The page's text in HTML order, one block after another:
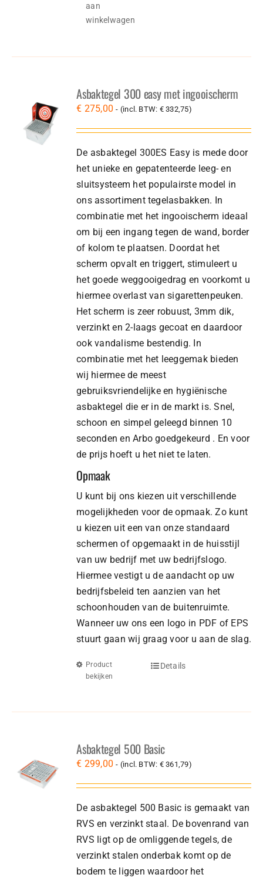
aan
winkelwagen
Asbaktegel 300 easy met ingooischerm
€ 275,00 - (incl. BTW: €332,75)
De asbaktegel 300ES Easy is mede door
het unieke en gepatenteerde leeg- en
sluitsysteem het populairste model in
ons assortiment tegelasbakken. In
combinatie met het ingooischerm ideaal
om bij een ingang tegen de wand, border
of kolom te plaatsen. Doordat het
scherm opvalt en triggert, stimuleert u
het goede weggooigedrag en voorkomt u
hiermee overlast van sigarettenpeuken.
Het scherm is zeer robuust, 3mm dik,
verzinkt en 2-laags gecoat en daardoor
ook vandalisme bestendig. In
combinatie met het leeggemak bieden
wij hiermee de meest
gebruiksvriendelijke en hygiënische
asbaktegel die er in de markt is. Snel,
schoon en simpel geleegd binnen 10
seconden en Arbo goedgekeurd . En voor
de prijs hoeft u het niet te laten.
Opmaak
U kunt bij ons kiezen uit verschillende
mogelijkheden voor de opmaak. Zo kunt
u kiezen uit een van onze standaard
schermen of opgemaakt in de huisstijl
van uw bedrijf met uw bedrijfslogo.
Hiermee vestigt u de aandacht op uw
bedrijfsbeleid ten aanzien van het
schoonhouden van de buitenruimte.
Wanneer uw ons een logo in PDF of EPS
stuurt gaan wij graag voor u aan de slag.
Product
bekijken
Details
Asbaktegel 500 Basic
€ 299,00 - (incl. BTW: €361,79)
De asbaktegel 500 Basic is gemaakt van
RVS en verzinkt staal. De bovenrand van
RVS ligt op de omliggende tegels, de
verzinkt stalen onderbak komt op de
bodem te liggen waardoor het